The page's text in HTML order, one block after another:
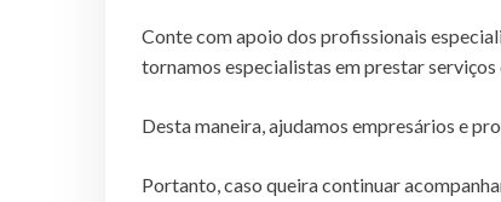
Conte com apoio dos profissionais
tornamos especialistas em prestar
Desta maneira, ajudamos empresários e
Portanto, caso queira continuar